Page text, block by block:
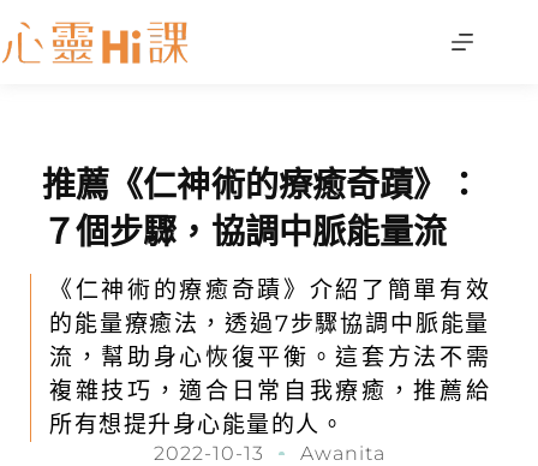
推薦《仁神術的療癒奇蹟》：
７個步驟，協調中脈能量流
《仁神術的療癒奇蹟》介紹了簡單有效
的能量療癒法，透過7步驟協調中脈能量
流，幫助身心恢復平衡。這套方法不需
複雜技巧，適合日常自我療癒，推薦給
所有想提升身心能量的人。
2022-10-13 Awanita